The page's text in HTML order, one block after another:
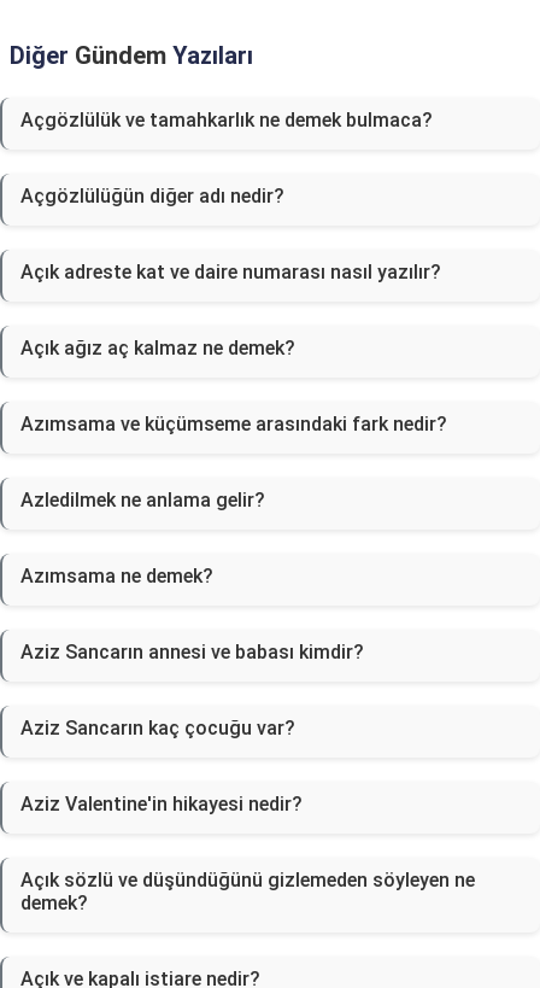
Diğer Gündem Yazıları
Açgözlülük ve tamahkarlık ne demek bulmaca?
Açgözlülüğün diğer adı nedir?
Açık adreste kat ve daire numarası nasıl yazılır?
Açık ağız aç kalmaz ne demek?
Azımsama ve küçümseme arasındaki fark nedir?
Azledilmek ne anlama gelir?
Azımsama ne demek?
Aziz Sancarın annesi ve babası kimdir?
Aziz Sancarın kaç çocuğu var?
Aziz Valentine'in hikayesi nedir?
Açık sözlü ve düşündüğünü gizlemeden söyleyen ne
demek?
Açık ve kapalı istiare nedir?